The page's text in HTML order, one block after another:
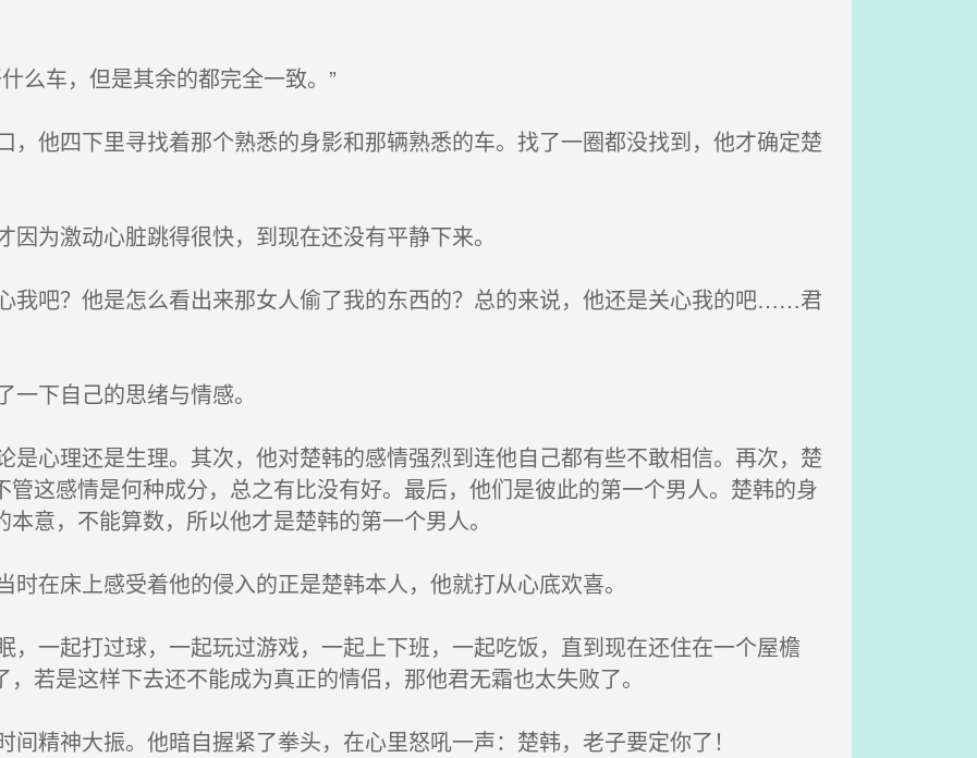
么车，但是其余的都完全一致。”
他四下里寻找着那个熟悉的身影和那辆熟悉的车。找了一圈都没找到，他才确定楚
为激动心脏跳得很快，到现在还没有平静下来。
我吧？他是怎么看出来那女人偷了我的东西的？总的来说，他还是关心我的吧……君
下自己的思绪与情感。
心理还是生理。其次，他对楚韩的感情强烈到连他自己都有些不敢相信。再次，楚
这感情是何种成分，总之有比没有好。最后，他们是彼此的第一个男人。楚韩的身
意，不能算数，所以他才是楚韩的第一个男人。
在床上感受着他的侵入的正是楚韩本人，他就打从心底欢喜。
一起打过球，一起玩过游戏，一起上下班，一起吃饭，直到现在还住在一个屋檐
若是这样下去还不能成为真正的情侣，那他君无霜也太失败了。
精神大振。他暗自握紧了拳头，在心里怒吼一声：楚韩，老子要定你了！